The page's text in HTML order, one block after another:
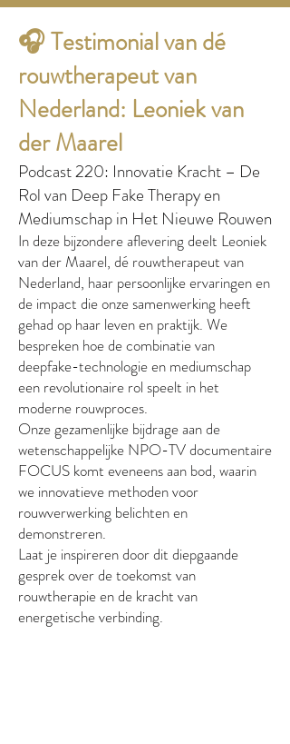
🎧 Testimonial van dé
rouwtherapeut van
Nederland: Leoniek van
der Maarel
Podcast 220: Innovatie Kracht – De
Rol van Deep Fake Therapy en
Mediumschap in Het Nieuwe Rouwen
In deze bijzondere aflevering deelt Leoniek
van der Maarel, dé rouwtherapeut van
Nederland, haar persoonlijke ervaringen en
de impact die onze samenwerking heeft
gehad op haar leven en praktijk. We
bespreken hoe de combinatie van
deepfake-technologie en mediumschap
een revolutionaire rol speelt in het
moderne rouwproces.​
Onze gezamenlijke bijdrage aan de
wetenschappelijke NPO-TV documentaire
FOCUS komt eveneens aan bod, waarin
we innovatieve methoden voor
rouwverwerking belichten en
demonstreren.​
Laat je inspireren door dit diepgaande
gesprek over de toekomst van
rouwtherapie en de kracht van
energetische verbinding.